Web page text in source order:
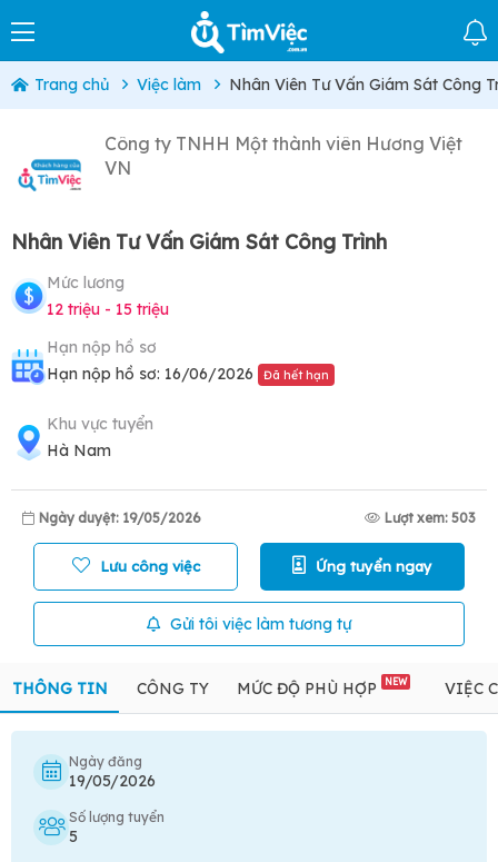
Trang chủ Việc làm Nhân Viên Tư Vấn Giám Sát Công
Công ty TNHH Một thành viên Hương Việt
VN
Nhân Viên Tư Vấn Giám Sát Công Trình
Mức lương
12 triệu - 15 triệu
Hạn nộp hồ sơ
Hạn nộp hồ sơ: 16/06/2026
Đã hết hạn
Khu vực tuyển
Hà Nam
Ngày duyệt: 19/05/2026 Lượt xem: 503
Lưu công việc Ứng tuyển ngay
Gửi tôi việc làm tương tự
THÔNG TIN CÔNG TY MỨC ĐỘ PHÙ HỢP NEW VIỆC
Ngày đăng
19/05/2026
Số lượng tuyển
5